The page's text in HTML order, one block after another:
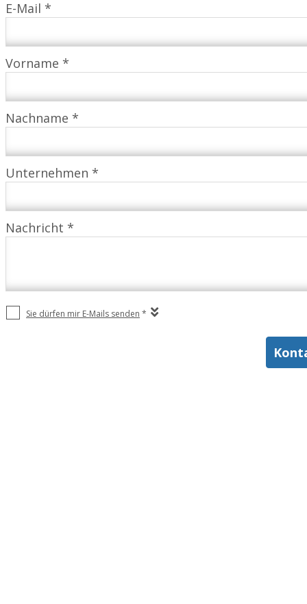
E-Mail *
Vorname *
Nachname *
Unternehmen *
Nachricht *
Sie dürfen mir E-Mails senden *